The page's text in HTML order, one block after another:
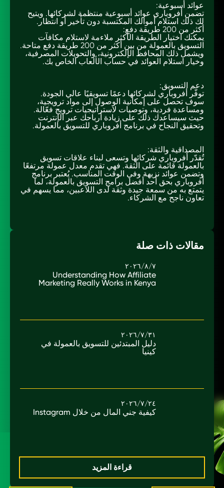
عوائد أسبوعية:
تضمن أفروباري عوائد أسبوعية منتظمة لشركائها. ويتيح
لك ذلك استلام أموالك المكتسبة دون تأخير أو انتظار.
أكثر من 200 طريقة دفع:
يمكنك اختيار الطريقة الأكثر ملاءمة لاستلام مكافآت
التسويق بالعمولة من بين أكثر من 200 طريقة دفع متاحة.
ويشمل ذلك المحافظ الإلكترونية، والتحويلات المصرفية،
وخيار استلام العوائد في حساب الألعاب الخاص بك.
دعم التسويق:
توفّر أفروباري لشركائها دعمًا تسويقيًا عالي الجودة.
سوف تحصل على إمكانية الوصول إلى مواد ترويجية،
ومساعدة فردية، وتوصيات لاستراتيجيات ترويج فعّالة.
حيث سيساعدك ذلك على زيادة أرباحك عبر الإنترنت
وتحقيق النجاح في برنامج أفروباري للتسويق بالعمولة.
المصداقية والثقة:
تُقدّر أفروباري شركائها وتسعى لبناء علاقات تسويق
بالعمولة قائمة على الثقة. فهي تقدم معدل عمولة مرتفعًا
وتضمن عوائد نزيهة وفي الوقت المناسب. يُعتبر برنامج
أفروباري بحق أحد أفضل برامج التسويق بالعمولة، لما
يتمتع به من سمعة جيدة وثقة لدى اللاعبين، مما يسهم في
تعاون ناجح مع الشركاء.
مقالات ذات صلة
٧/‏٨/‏٢٠٢٦
Understanding How Affiliate
Marketing Really Works in Kenya
٣١/‏٧/‏٢٠٢٦
دليل المبتدئين للتسويق بالعمولة في
كينيا
٢٤/‏٧/‏٢٠٢٦
كيفية جني المال من خلال Instagram
قراءة المزيد